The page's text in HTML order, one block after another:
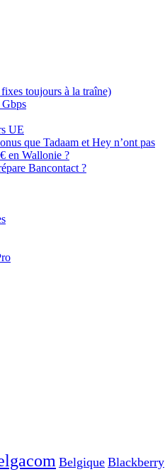
toujours à la traîne)
UE
que Tadaam et Hey n’ont pas
en Wallonie ?
Bancontact ?
Belgique Blackberry